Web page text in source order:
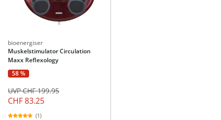
bioenergiser
Muskelstimulator Circulation
Maxx Reflexology
58 %
CHF 83.25
UVP CHF 199.95
(1)